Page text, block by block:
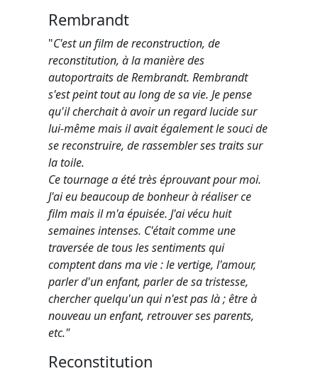
Rembrandt
"C'est un film de reconstruction, de
reconstitution, à la manière des
autoportraits de Rembrandt. Rembrandt
s'est peint tout au long de sa vie. Je pense
qu'il cherchait à avoir un regard lucide sur
lui-même mais il avait également le souci de
se reconstruire, de rassembler ses traits sur
la toile.
Ce tournage a été très éprouvant pour moi.
J'ai eu beaucoup de bonheur à réaliser ce
film mais il m'a épuisée. J'ai vécu huit
semaines intenses. C'était comme une
traversée de tous les sentiments qui
comptent dans ma vie : le vertige, l'amour,
parler d'un enfant, parler de sa tristesse,
chercher quelqu'un qui n'est pas là ; être à
nouveau un enfant, retrouver ses parents,
etc."
Reconstitution